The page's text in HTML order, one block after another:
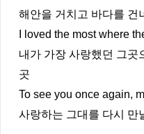
해안을 거치고 바다를 건
I loved the most where
내가 가장 사랑했던 그곳
곳
To see you once again,
사랑하는 그대를 다시 만